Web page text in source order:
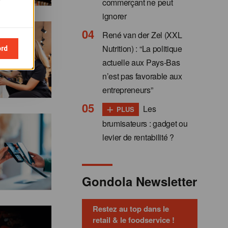
ignorer
René van der Zel (XXL
Nutrition) : “La politique
actuelle aux Pays-Bas
n’est pas favorable aux
entrepreneurs”
+ PLUS
Les
brumisateurs : gadget ou
levier de rentabilité ?
Gondola Newsletter
Restez au top dans le
retail & le foodservice !